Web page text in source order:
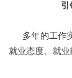
引
多年的工作
就业态度、就业